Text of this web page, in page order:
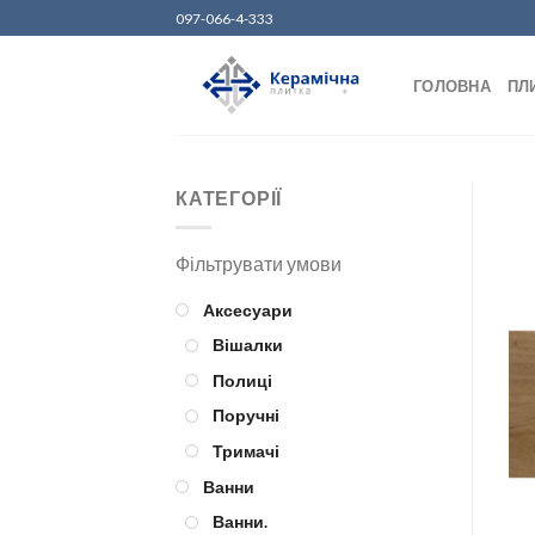
to
097-066-4-333
ГОЛОВНА
КАТЕГОРІЇ
Аксесуари
Вішалки
Полиці
Поручні
Тримачі
Ванни
Ванни.